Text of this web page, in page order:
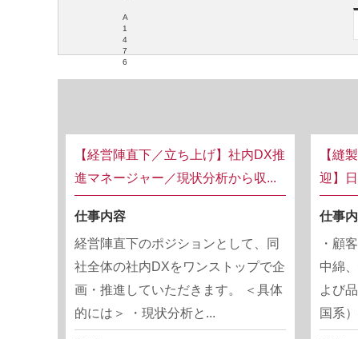
A
1
4
7
6
【経営陣直下／立ち上げ】社内DX推
進マネージャー／現状分析から収...
仕事内容
経営陣直下のポジションとして、同
社全体の社内DXをワンストップで企
画・推進していただきます。 ＜具体
的には＞ ・現状分析と...
【縫
迎】
仕事
・顧
中綿
よび
国系